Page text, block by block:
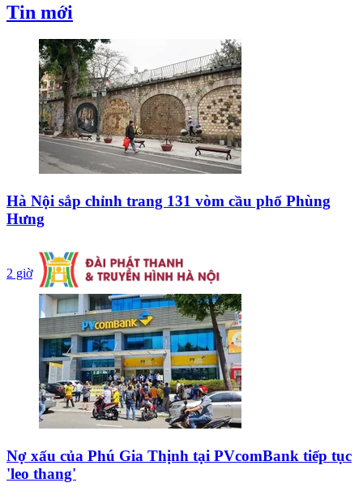
Tin mới
Hà Nội sắp chỉnh trang 131 vòm cầu phố Phùng
Hưng
2 giờ
Nợ xấu của Phú Gia Thịnh tại PVcomBank tiếp tục
'leo thang'